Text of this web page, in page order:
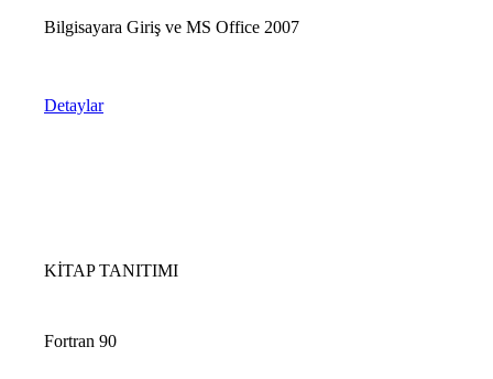
Bilgisayara Giriş ve MS Office 2007
Detaylar
KİTAP TANITIMI
Fortran 90